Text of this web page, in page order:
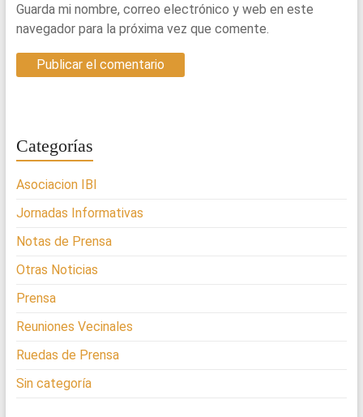
Guarda mi nombre, correo electrónico y web en este
navegador para la próxima vez que comente.
Categorías
Asociacion IBI
Jornadas Informativas
Notas de Prensa
Otras Noticias
Prensa
Reuniones Vecinales
Ruedas de Prensa
Sin categoría